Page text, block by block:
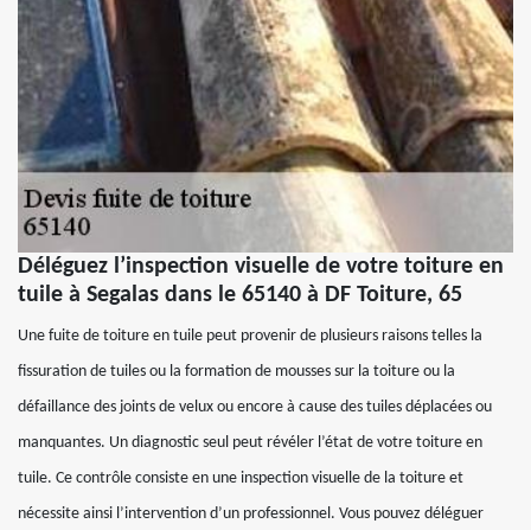
Déléguez l’inspection visuelle de votre toiture en
tuile à Segalas dans le 65140 à DF Toiture, 65
Une fuite de toiture en tuile peut provenir de plusieurs raisons telles la
fissuration de tuiles ou la formation de mousses sur la toiture ou la
défaillance des joints de velux ou encore à cause des tuiles déplacées ou
manquantes. Un diagnostic seul peut révéler l’état de votre toiture en
tuile. Ce contrôle consiste en une inspection visuelle de la toiture et
nécessite ainsi l’intervention d’un professionnel. Vous pouvez déléguer